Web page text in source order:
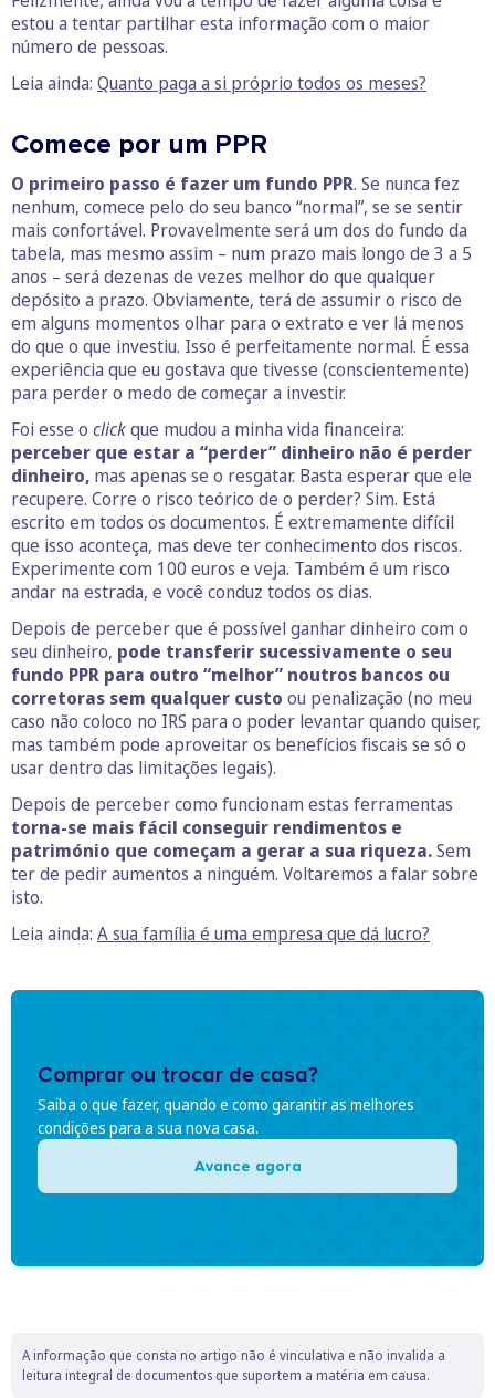
estou a tentar partilhar esta informação com o maior
número de pessoas.
Leia ainda: Quanto paga a si próprio todos os meses?
Comece por um PPR
O primeiro passo é fazer um fundo PPR. Se nunca fez
nenhum, comece pelo do seu banco “normal”, se se sentir
mais confortável. Provavelmente será um dos do fundo da
tabela, mas mesmo assim – num prazo mais longo de 3 a 5
anos – será dezenas de vezes melhor do que qualquer
depósito a prazo. Obviamente, terá de assumir o risco de
em alguns momentos olhar para o extrato e ver lá menos
do que o que investiu. Isso é perfeitamente normal. É essa
experiência que eu gostava que tivesse (conscientemente)
para perder o medo de começar a investir.
Foi esse o clickque mudou a minha vida financeira:
perceber que estar a “perder” dinheiro não é perder
dinheiro, mas apenas se o resgatar. Basta esperar que ele
recupere. Corre o risco teórico de o perder? Sim. Está
escrito em todos os documentos. É extremamente difícil
que isso aconteça, mas deve ter conhecimento dos riscos.
Experimente com 100 euros e veja. Também é um risco
andar na estrada, e você conduz todos os dias.
Depois de perceber que é possível ganhar dinheiro com o
seu dinheiro, pode transferir sucessivamente o seu
fundo PPR para outro “melhor” noutros bancos ou
corretoras sem qualquer custo ou penalização (no meu
caso não coloco no IRS para o poder levantar quando quiser,
mas também pode aproveitar os benefícios fiscais se só o
usar dentro das limitações legais).
Depois de perceber como funcionam estas ferramentas
torna-se mais fácil conseguir rendimentos e
património que começam a gerar a sua riqueza.Sem
ter de pedir aumentos a ninguém. Voltaremos a falar sobre
isto.
Leia ainda: A sua família é uma empresa que dá lucro?
Comprar ou trocar de casa?
Saiba o que fazer, quando e como garantir as melhores
condições para a sua nova casa.
Avance agora
A informação que consta no artigo não é vinculativa e não invalida a
leitura integral de documentos que suportem a matéria em causa.